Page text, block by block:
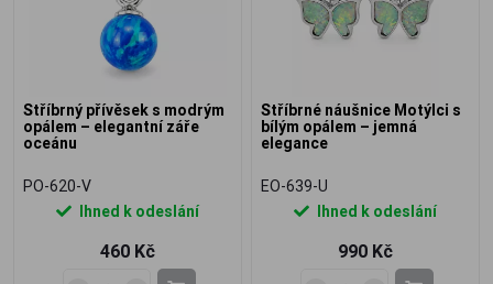
Stříbrný přívěsek s modrým
opálem – elegantní záře
oceánu
PO-620-V
Ihned k odeslání
460 Kč
Stříbrné náušnice Motýlci s
bílým opálem – jemná
elegance
EO-639-U
Ihned k odeslání
990 Kč